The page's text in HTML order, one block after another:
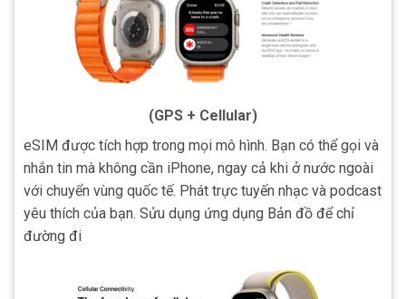
(GPS + Cellular)
eSIM được tích hợp trong mọi mô hình. Bạn có thể gọi và
nhắn tin mà không cần iPhone, ngay cả khi ở nước ngoài
với chuyển vùng quốc tế. Phát trực tuyến nhạc và podcast
yêu thích của bạn. Sửu dụng ứng dụng Bản đồ đểchỉ
đường đi